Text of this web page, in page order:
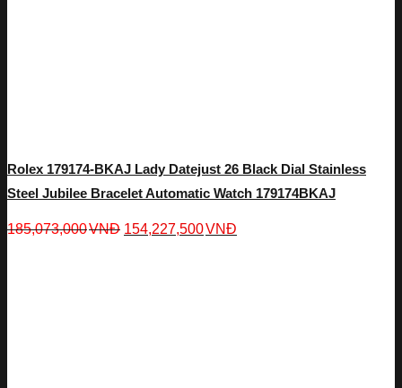
Rolex 179174-BKAJ Lady Datejust 26 Black Dial Stainless
Steel Jubilee Bracelet Automatic Watch 179174BKAJ
185,073,000VNĐ 154,227,500VNĐ